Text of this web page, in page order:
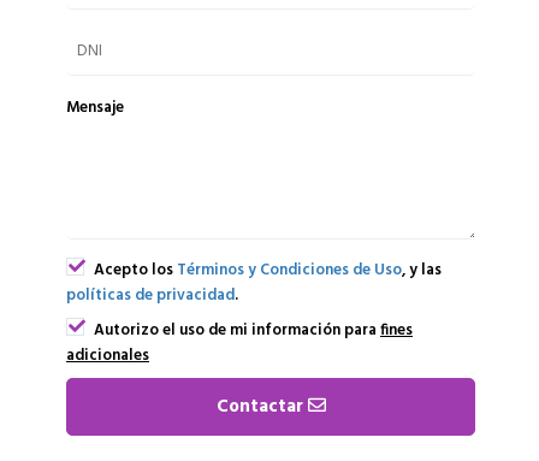
Mensaje
Acepto losTérminos y Condiciones de Uso, y las
políticas de privacidad.
Autorizo el uso de mi información parafines
adicionales
Contactar